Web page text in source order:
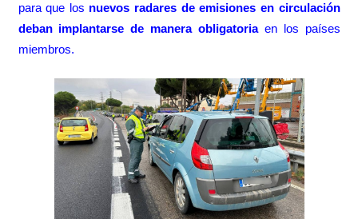
para que los nuevos radares de emisiones en circulación
deban implantarse de manera obligatoriaen los países
miembros.